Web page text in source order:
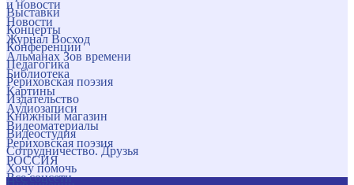
и новости
Новости
Журнал Восход
Альманах Зов времени
Библиотека
Картины
Аудиозаписи
Видеоматериалы
Рериховская поэзия
РОССИЯ
Все соцсети
Выставки
Концерты
Конференции
Педагогика
Рериховская поэзия
Издательство
Книжный магазин
Видеостудия
Сотрудничество. Друзья
Хочу помочь